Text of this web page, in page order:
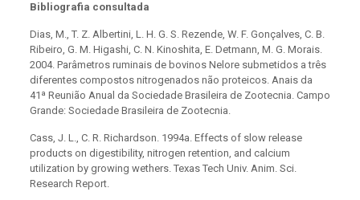
Bibliografia consultada
Dias, M., T. Z. Albertini, L. H. G. S. Rezende, W. F. Gonçalves, C. B.
Ribeiro, G. M. Higashi, C. N. Kinoshita, E. Detmann, M. G. Morais.
2004. Parâmetros ruminais de bovinos Nelore submetidos a três
diferentes compostos nitrogenados não proteicos. Anais da
41ª Reunião Anual da Sociedade Brasileira de Zootecnia. Campo
Grande: Sociedade Brasileira de Zootecnia.
Cass, J. L., C. R. Richardson. 1994a. Effects of slow release
products on digestibility, nitrogen retention, and calcium
utilization by growing wethers. Texas Tech Univ. Anim. Sci.
Research Report.